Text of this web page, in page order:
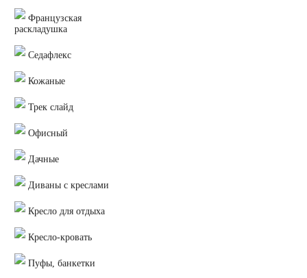
Французская
раскладушка
Седафлекс
Кожаные
Трек слайд
Офисный
Дачные
Диваны с креслами
Кресло для отдыха
Кресло-кровать
Пуфы, банкетки